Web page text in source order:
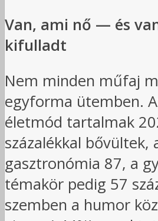
Van, ami nő — és
kifulladt
Nem minden műfaj
egyforma ütemben.
életmód tartalmak
százalékkal bővültek,
gasztronómia 87, a
témakör pedig 57
szemben a humor